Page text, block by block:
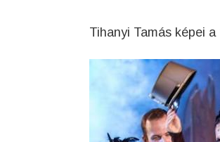
Tihanyi Tamás képei